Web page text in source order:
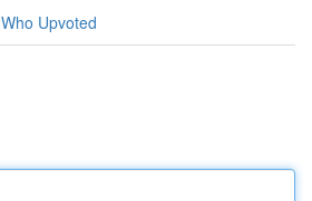
Who Upvoted